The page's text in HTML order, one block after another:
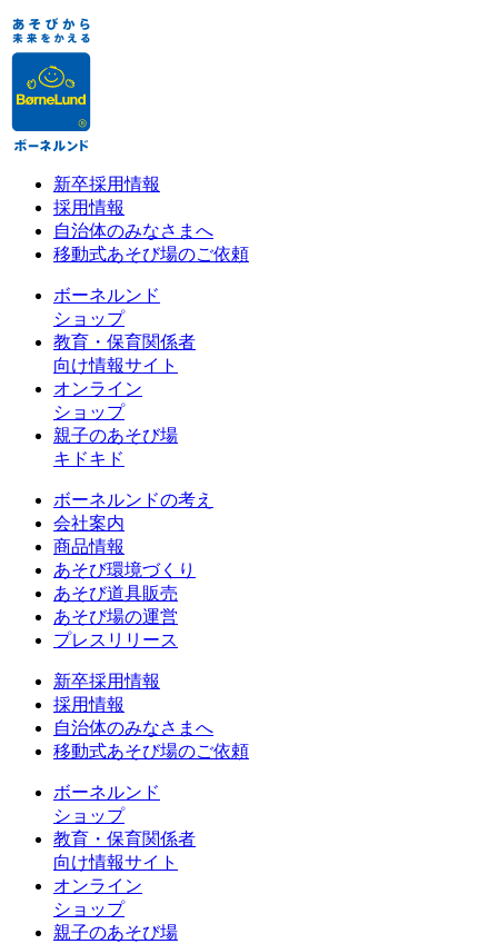
新卒採用情報
採用情報
自治体のみなさまへ
移動式あそび場のご依頼
ボーネルンド
ショップ
教育・保育関係者
向け情報サイト
オンライン
ショップ
親子のあそび場
キドキド
ボーネルンドの考え
会社案内
商品情報
あそび環境づくり
あそび道具販売
あそび場の運営
プレスリリース
新卒採用情報
採用情報
自治体のみなさまへ
移動式あそび場のご依頼
ボーネルンド
ショップ
教育・保育関係者
向け情報サイト
オンライン
ショップ
親子のあそび場